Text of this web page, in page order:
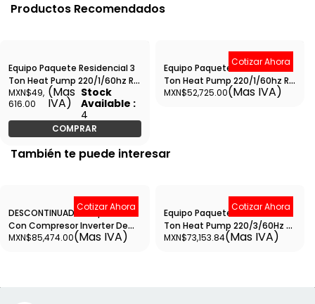
Productos Recomendados
Equipo Paquete Residencial 3
Ton Heat Pump 220/1/60hz R-
410A - YMGE36BZJ--MSW1
MXN$49,
616.00
(Mas
IVA)
Stock
Available :
4
COMPRAR
Cotizar Ahora
Equipo Paquete Residencial 5
Ton Heat Pump 220/1/60hz R-
410A -YMGE60BZJ--MSW1
MXN$52,725.00(Mas IVA)
También te puede interesar
Cotizar Ahora
DESCONTINUADO Paquete
Con Compresor Inverter De
Alta Eficiencia 5Ton -
MXN$85,474.00(Mas IVA)
Cotizar Ahora
Equipo Paquete Residencial 5
Ton Heat Pump 220/3/60Hz R-
410A - YMGE60BNU-MSWX/1
MXN$73,153.84(Mas IVA)